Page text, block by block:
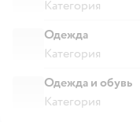
Категория
Одежда
Категория
Одежда и обувь
Категория